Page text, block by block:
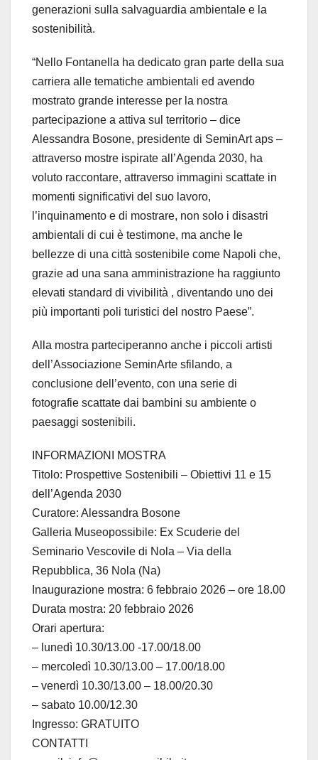
generazioni sulla salvaguardia ambientale e la
sostenibilità.
“Nello Fontanella ha dedicato gran parte della sua
carriera alle tematiche ambientali ed avendo
mostrato grande interesse per la nostra
partecipazione a attiva sul territorio – dice
Alessandra Bosone, presidente di SeminArt aps –
attraverso mostre ispirate all’Agenda 2030, ha
voluto raccontare, attraverso immagini scattate in
momenti significativi del suo lavoro,
l’inquinamento e di mostrare, non solo i disastri
ambientali di cui è testimone, ma anche le
bellezze di una città sostenibile come Napoli che,
grazie ad una sana amministrazione ha raggiunto
elevati standard di vivibilità , diventando uno dei
più importanti poli turistici del nostro Paese”.
Alla mostra parteciperanno anche i piccoli artisti
dell’Associazione SeminArte sfilando, a
conclusione dell’evento, con una serie di
fotografie scattate dai bambini su ambiente o
paesaggi sostenibili.
INFORMAZIONI MOSTRA
Titolo: Prospettive Sostenibili – Obiettivi 11 e 15
dell’Agenda 2030
Curatore: Alessandra Bosone
Galleria Museopossibile: Ex Scuderie del
Seminario Vescovile di Nola – Via della
Repubblica, 36 Nola (Na)
Inaugurazione mostra: 6 febbraio 2026 – ore 18.00
Durata mostra: 20 febbraio 2026
Orari apertura:
– lunedì 10.30/13.00 -17.00/18.00
– mercoledì 10.30/13.00 – 17.00/18.00
– venerdì 10.30/13.00 – 18.00/20.30
– sabato 10.00/12.30
Ingresso: GRATUITO
CONTATTI